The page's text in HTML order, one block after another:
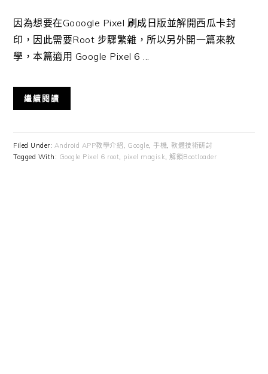
因為想要在Gooogle Pixel 刷成日版並解開西瓜卡封
印，因此需要Root 步驟繁雜，所以另外開一篇來教
學，本篇適用 Google Pixel 6 ...
繼續閱讀
Filed Under: Android APP教學介紹, Google,手機,軟體技術研討
Tagged With: Google Pixel 6 root, pixel magisk,解鎖Bootloader